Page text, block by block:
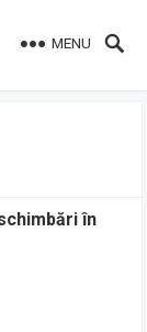
MENU
în